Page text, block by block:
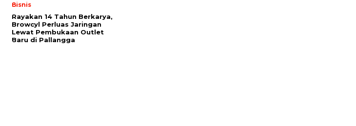
Bisnis
Rayakan 14 Tahun Berkarya,
Browcyl Perluas Jaringan
Lewat Pembukaan Outlet
Baru di Pallangga